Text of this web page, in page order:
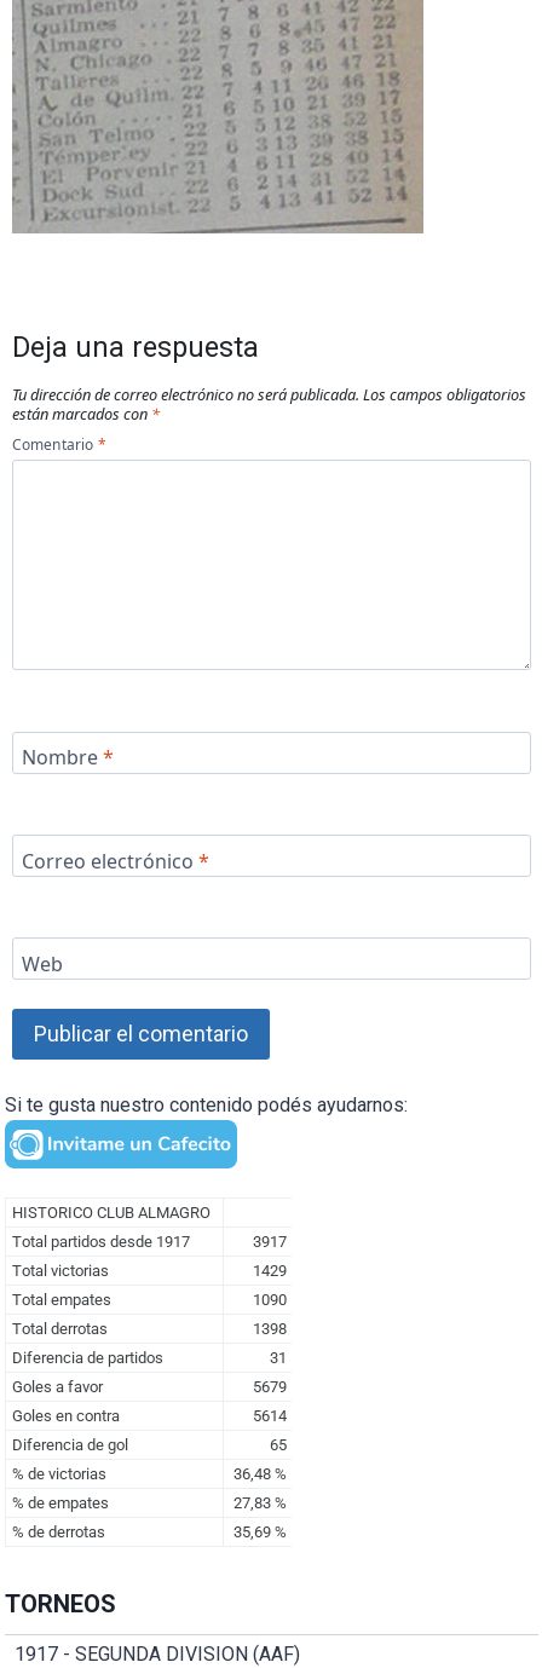
Deja una respuesta
Tu dirección de correo electrónico no será publicada. Los campos obligatorios
están marcados con *
Comentario *
Nombre*
Correo electrónico *
Web
Si te gusta nuestro contenido podés ayudarnos:
TORNEOS
1917 - SEGUNDA DIVISION (AAF)